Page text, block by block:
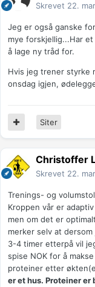
Skrevet 22.
Jeg er også ganske
mye forskjellig...Har
å lage ny tråd for.
Hvis jeg trener styrke
onsdag igjen,
Siter
Christoffer
Skrevet 22.
Trenings- og
Kroppen vår er
men om det er
merker selv at
3-4 timer etterpå vil
spise NOK for å
proteiner etter
er et hus. Proteiner